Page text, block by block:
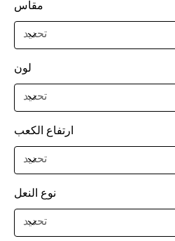
مقاس
لون
ارتفاع الكعب
نوع النعل